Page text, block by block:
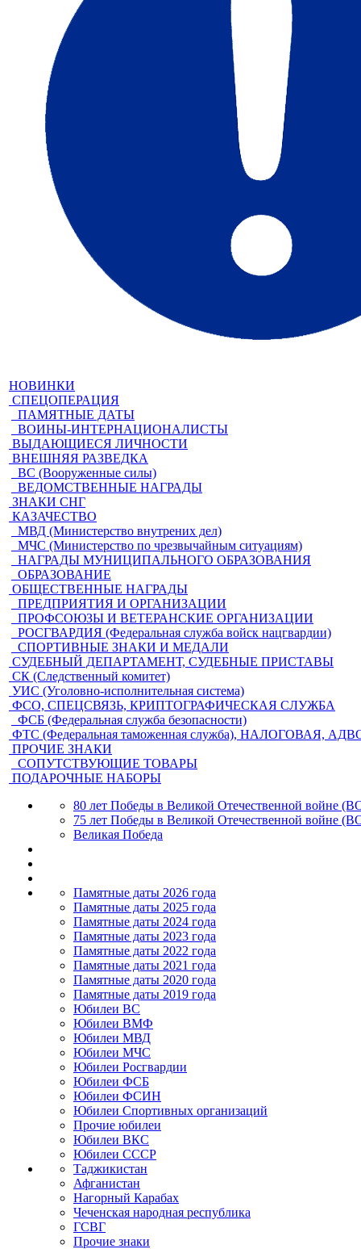
НОВИНКИ
СПЕЦОПЕРАЦИЯ
ПАМЯТНЫЕ ДАТЫ
ВОИНЫ-ИНТЕРНАЦИОНАЛИСТЫ
ВЫДАЮЩИЕСЯ ЛИЧНОСТИ
ВНЕШНЯЯ РАЗВЕДКА
ВС (Вооруженные силы)
ВЕДОМСТВЕННЫЕ НАГРАДЫ
ЗНАКИ СНГ
КАЗАЧЕСТВО
МВД (Министерство внутрених дел)
МЧС (Министерство по чрезвычайным ситуациям)
НАГРАДЫ МУНИЦИПАЛЬНОГО ОБРАЗОВАНИЯ
ОБРАЗОВАНИЕ
ОБЩЕСТВЕННЫЕ НАГРАДЫ
ПРЕДПРИЯТИЯ И ОРГАНИЗАЦИИ
ПРОФСОЮЗЫ И ВЕТЕРАНСКИЕ ОРГАНИЗАЦИИ
РОСГВАРДИЯ (Федеральная служба войск нацгвардии)
СПОРТИВНЫЕ ЗНАКИ И МЕДАЛИ
СУДЕБНЫЙ ДЕПАРТАМЕНТ, СУДЕБНЫЕ ПРИСТАВЫ
СК (Следственный комитет)
УИС (Уголовно-исполнительная система)
ФСО, СПЕЦСВЯЗЬ, КРИПТОГРАФИЧЕСКАЯ СЛУЖБА
ФСБ (Федеральная служба безопасности)
ФТС (Федеральная таможенная служба), НАЛОГОВАЯ,
ПРОЧИЕ ЗНАКИ
СОПУТСТВУЮЩИЕ ТОВАРЫ
ПОДАРОЧНЫЕ НАБОРЫ
80 лет Победы в Великой Отечественной войне
75 лет Победы в Великой Отечественной войне
Великая Победа
Памятные даты 2026 года
Памятные даты 2025 года
Памятные даты 2024 года
Памятные даты 2023 года
Памятные даты 2022 года
Памятные даты 2021 года
Памятные даты 2020 года
Памятные даты 2019 года
Юбилеи ВС
Юбилеи ВМФ
Юбилеи МВД
Юбилеи МЧС
Юбилеи Росгвардии
Юбилеи ФСБ
Юбилеи ФСИН
Юбилеи Спортивных организаций
Прочие юбилеи
Юбилеи ВКС
Юбилеи СССР
Таджикистан
Афганистан
Нагорный Карабах
Чеченская народная республика
ГСВГ
Прочие знаки